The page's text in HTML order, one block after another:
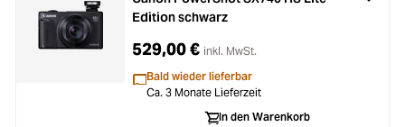
Edition schwarz
529,00 € inkl. MwSt.
Bald wieder lieferbar
Ca. 3 Monate Lieferzeit
In den Warenkorb